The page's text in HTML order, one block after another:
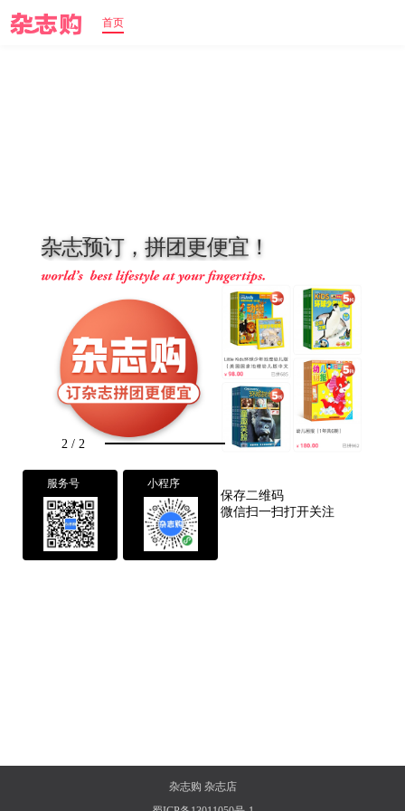
首页
杂志预订， 拼团更便宜！
2/ 2
服务号 小程序
保存二维码
微信扫一扫打开关注
杂志购 杂志店